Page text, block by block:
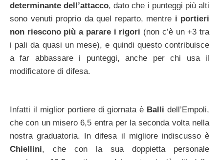
determinante dell’attacco, dato che i punteggi più alti
sono venuti proprio da quel reparto, mentre i portieri
non riescono più a parare i rigori (non c’è un +3 tra
i pali da quasi un mese), e quindi questo contribuisce
a far abbassare i punteggi, anche per chi usa il
modificatore di difesa.
Infatti il miglior portiere di giornata è Balli dell’Empoli,
che con un misero 6,5 entra per la seconda volta nella
nostra graduatoria. In difesa il migliore indiscusso è
Chiellini, che con la sua doppietta personale